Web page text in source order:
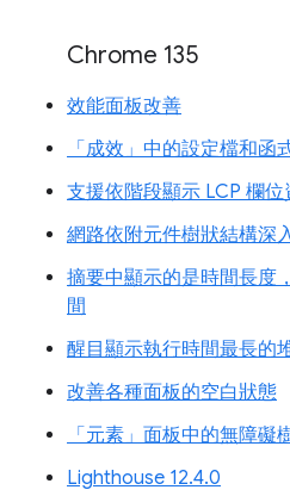
Chrome 135
效能面板改善
「成效」中的設定檔和
支援依階段顯示 LCP 欄位
網路依附元件樹狀結構深
摘要中顯示的是時間長度
間
醒目顯示執行時間最長的
改善各種面板的空白狀態
「元素」面板中的無障礙
Lighthouse 12.4.0